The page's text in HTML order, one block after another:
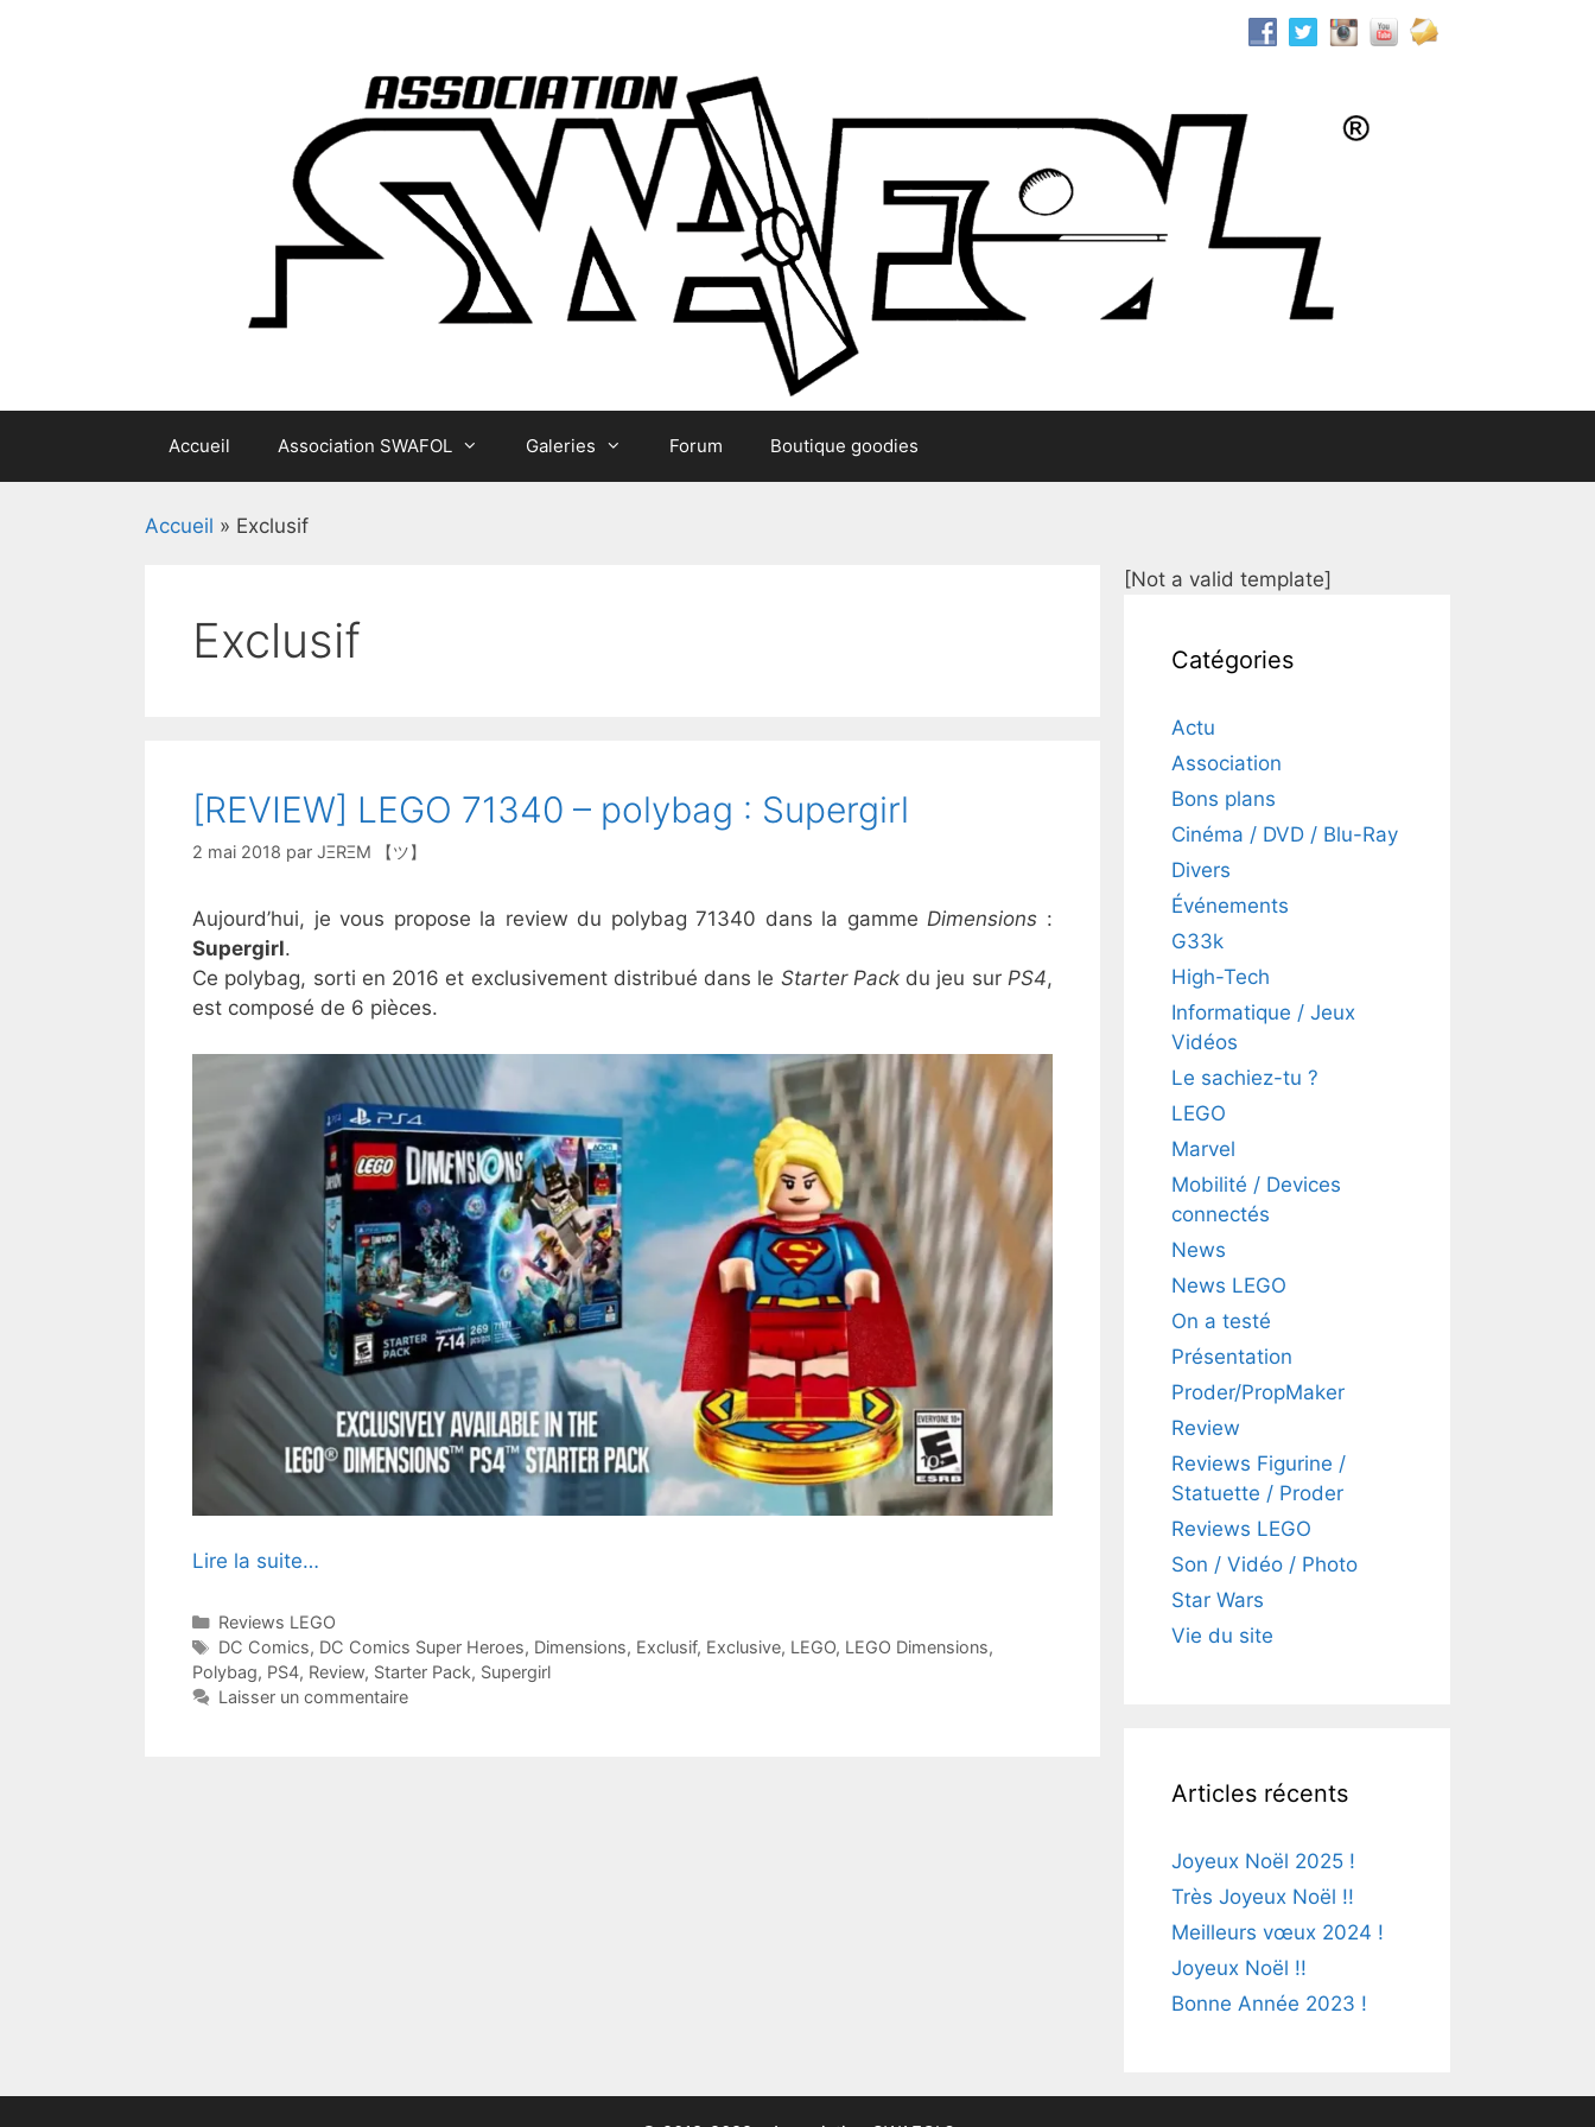
Accueil Association SWAFOL Galeries Forum Boutique goodies
Accueil » Exclusif
Exclusif
[REVIEW] LEGO 71340 – polybag : Supergirl
2 mai 2018 par JΞRΞM 【ツ】
Aujourd’hui, je vous propose la review du polybag 71340 dans la gammeDimensions :
Supergirl.
Ce polybag, sorti en 2016 et exclusivement distribué dans le Starter Packdu jeu surPS4,
est composé de 6 pièces.
Lire la suite…
Catégories
Reviews LEGO
Étiquettes
DC Comics, DC Comics Super Heroes, Dimensions, Exclusif, Exclusive, LEGO, LEGO Dimensions,
Polybag, PS4, Review, Starter Pack, Supergirl
Laisser un commentaire
[Not a valid template]
Catégories
Actu
Association
Bons plans
Cinéma / DVD / Blu-Ray
Divers
Événements
G33k
High-Tech
Informatique / Jeux
Vidéos
Le sachiez-tu ?
LEGO
Marvel
Mobilité / Devices
connectés
News
News LEGO
On a testé
Présentation
Proder/PropMaker
Review
Reviews Figurine /
Statuette / Proder
Reviews LEGO
Son / Vidéo / Photo
Star Wars
Vie du site
Articles récents
Joyeux Noël 2025 !
Très Joyeux Noël !!
Meilleurs vœux 2024 !
Joyeux Noël !!
Bonne Année 2023 !